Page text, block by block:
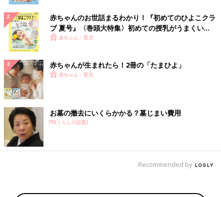
赤ちゃんのお世話まるわかり！『初めてのひよこクラ
ブ 夏号』〈巻頭大特集〉初めての授乳がうまくい
く！ おっぱい・ミルクの基本と夏のトラブル 解決テ
赤ちゃん・育児
赤ちゃんが生まれたら！2冊の「たまひよ」
赤ちゃん・育児
お墓の撤去にいくらかかる？墓じまい費用
PR(くらしの話題)
Recommended by